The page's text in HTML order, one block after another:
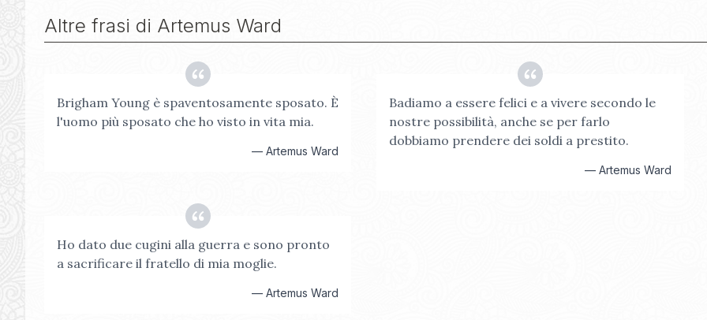
Altre frasi di Artemus Ward
Brigham Young è spaventosamente sposato. È
l'uomo più sposato che ho visto in vita mia.
—Artemus Ward
Badiamo a essere felici e a vivere secondo le
nostre possibilità, anche se per farlo
dobbiamo prendere dei soldi a prestito.
— Artemus Ward
Ho dato due cugini alla guerra e sono pronto
a sacrificare il fratello di mia moglie.
—Artemus Ward